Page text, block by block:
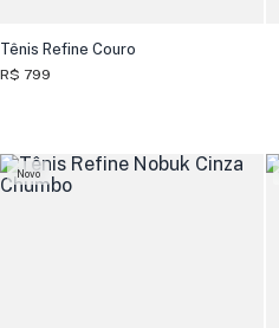
Tênis Refine Couro
R$ 799
Novo